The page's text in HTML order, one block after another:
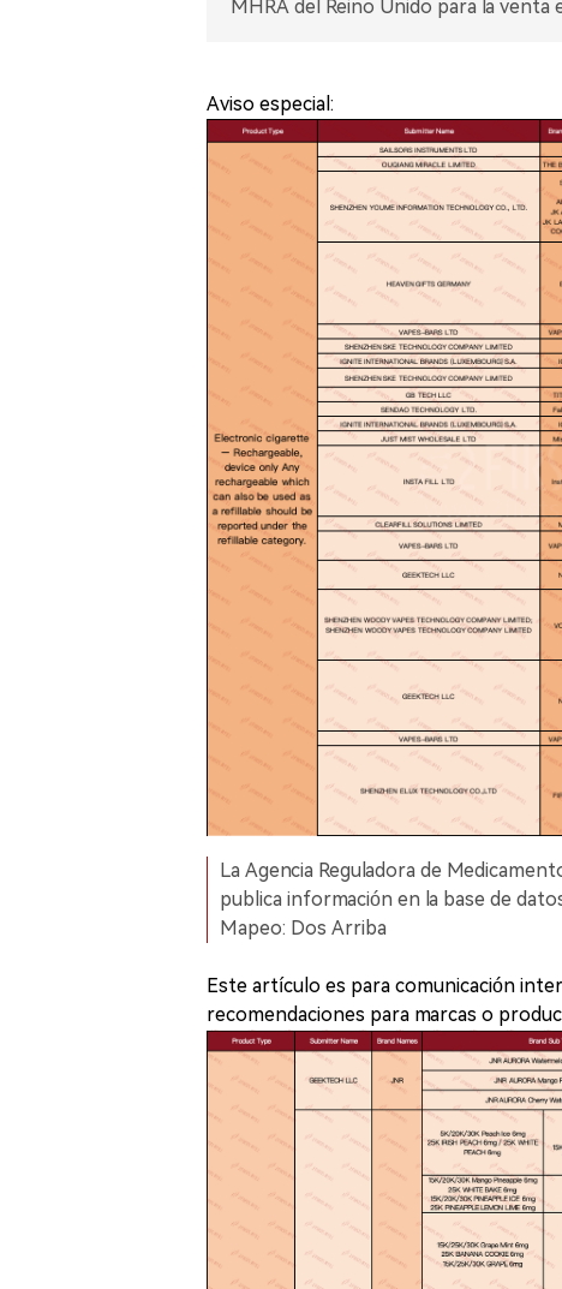
MHRA del Reino Unido para la
Aviso especial:
La Agencia Reguladora de
publica información en la base de
Mapeo: Dos Arriba
Este artículo es para comunicación
recomendaciones para marcas o